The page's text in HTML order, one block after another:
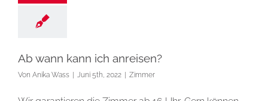
Ab wann kann ich anreisen?
Von Anika Wass Juni 5th, 2022 Zimmer